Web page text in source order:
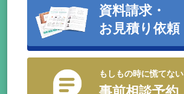
資料請求・
お見積り依頼
もしもの時に慌てない